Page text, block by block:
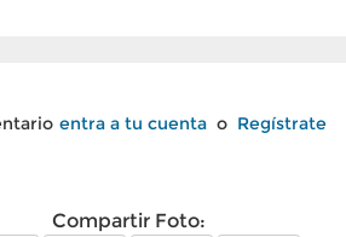
entra a tu cuenta o Regístrate
Compartir Foto: